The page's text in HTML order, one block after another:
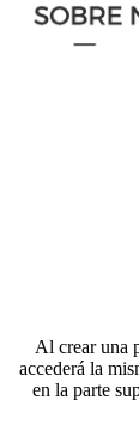
Al crear una
accederá la
en la parte